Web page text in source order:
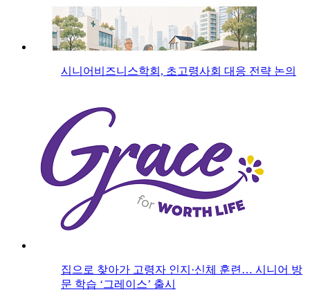
시니어비즈니스학회, 초고령사회 대응 전략 논의
집으로 찾아가 고령자 인지·신체 훈련… 시니어 방
문 학습 ‘그레이스’ 출시